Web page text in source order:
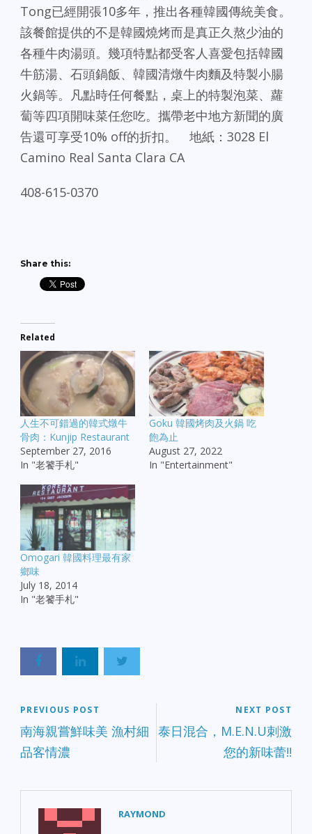
Tong已經開張10多年，推出各種韓國傳統美食。
該餐館提供的不是韓國燒烤而是真正久熬少油的
各種牛肉湯頭。幾項特點都受客人喜愛包括韓國
牛筋湯、石頭鍋飯、韓國清燉牛肉麵及特製小腸
火鍋等。凡點時任何餐點，桌上的特製泡菜、蘿
蔔等四項開味菜任您吃。攜帶老中地方新聞的廣
告還可享受10% off的折扣。 地紙：3028 El
Camino Real Santa Clara CA
408-615-0370
Share this:
Related
人生不可錯過的韓式燉牛
骨肉：Kunjip Restaurant
September 27, 2016
In "老饕手札"
Goku 韓國烤肉及火鍋 吃
飽為止
August 27, 2022
In "Entertainment"
Omogari 韓國料理最有家
鄉味
July 18, 2014
In "老饕手札"
PREVIOUS POST
南海親嘗鮮味美 漁村細
品客情濃
NEXT POST
泰日混合，M.E.N.U刺激
您的新味蕾!!
RAYMOND